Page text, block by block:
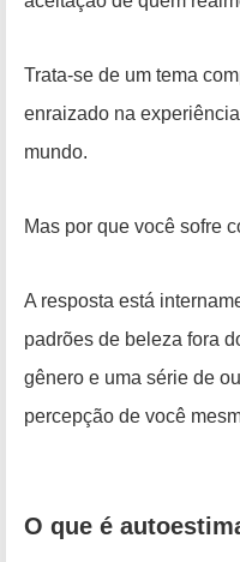
Trata-se de um tema
enraizado na
mundo.
Mas por que você sofre
A resposta está
padrões de beleza fora
gênero e uma série de
percepção de você
O que é